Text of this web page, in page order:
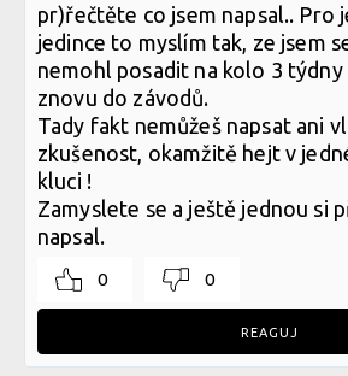
pr)řečtěte co jsem napsal.. Pro
jedince to myslím tak, ze jsem
nemohl posadit na kolo 3 týdny
znovu do závodů.
Tady fakt nemůžeš napsat ani
zkušenost, okamžitě hejt v
kluci !
Zamyslete se a ještě jednou si
napsal.
0 0
REAGUJ